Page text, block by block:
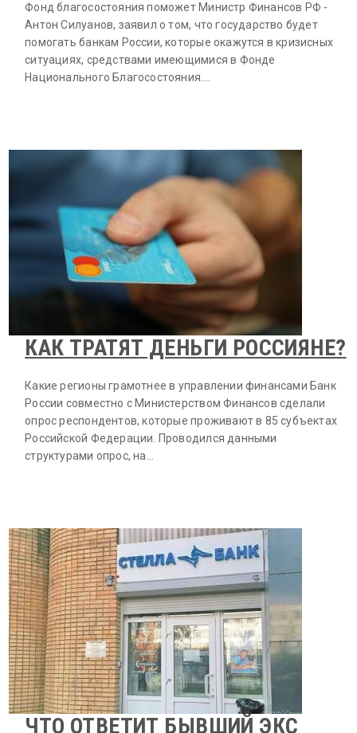
Фонд благосостояния поможет Министр Финансов РФ -
Антон Силуанов, заявил о том, что государство будет
помогать банкам России, которые окажутся в кризисных
ситуациях, средствами имеющимися в Фонде
Национального Благосостояния.…
КАК ТРАТЯТ ДЕНЬГИ РОССИЯНЕ?
Какие регионы грамотнее в управлении финансами Банк
России совместно с Министерством Финансов сделали
опрос респондентов, которые проживают в 85 субъектах
Российской Федерации. Проводился данными
структурами опрос, на…
ЧТО ОТВЕТИТ БЫВШИЙ ЭКС